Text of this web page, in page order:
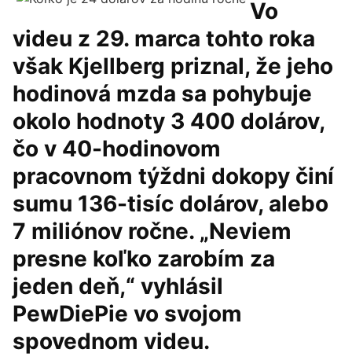
Vo
videu z 29. marca tohto roka
však Kjellberg priznal, že jeho
hodinová mzda sa pohybuje
okolo hodnoty 3 400 dolárov,
čo v 40-hodinovom
pracovnom týždni dokopy činí
sumu 136-tisíc dolárov, alebo
7 miliónov ročne. „Neviem
presne koľko zarobím za
jeden deň,“ vyhlásil
PewDiePie vo svojom
spovednom videu.